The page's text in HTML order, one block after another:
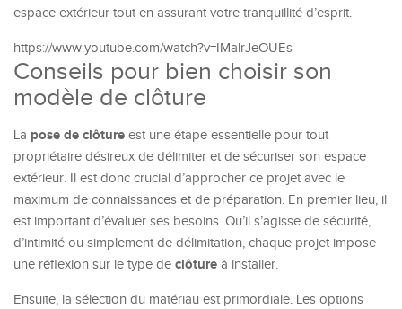
espace extérieur tout en assurant votre tranquillité d’esprit.
https://www.youtube.com/watch?v=IMalrJeOUEs
Conseils pour bien choisir son
modèle de clôture
La pose de clôture est une étape essentielle pour tout
propriétaire désireux de délimiter et de sécuriser son espace
extérieur. Il est donc crucial d’approcher ce projet avec le
maximum de connaissances et de préparation. En premier lieu, il
est important d’évaluer ses besoins. Qu’il s’agisse de sécurité,
d’intimité ou simplement de délimitation, chaque projet impose
une réflexion sur le type de clôture à installer.
Ensuite, la sélection du matériau est primordiale. Les options